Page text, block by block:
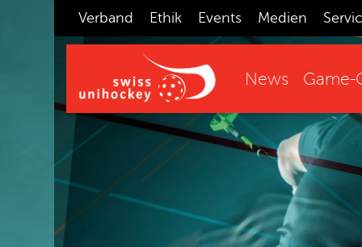
Verband Ethik Events Medien
News Game-